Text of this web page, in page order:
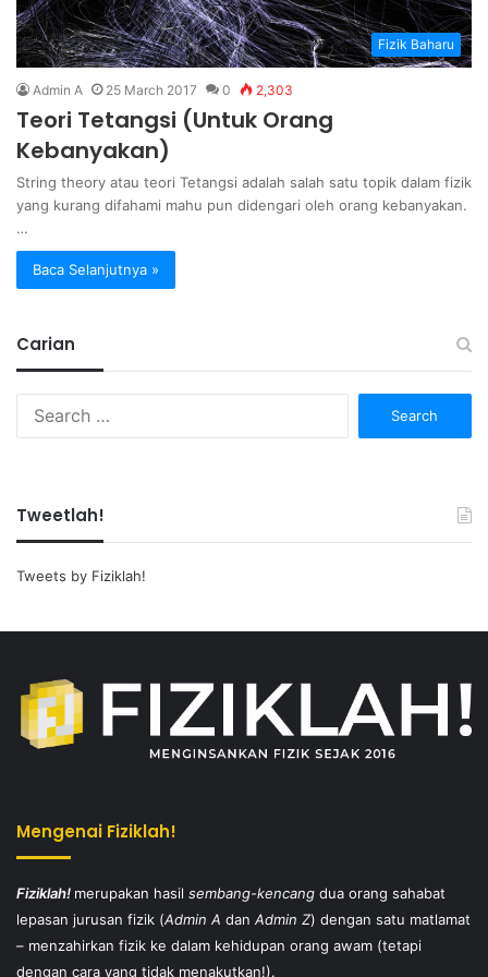
Fizik Baharu
Admin A 25 March 2017 0 2,303
Teori Tetangsi (Untuk Orang
Kebanyakan)
String theory atau teori Tetangsi adalah salah satu topik dalam fizik
yang kurang difahami mahu pun didengari oleh orang kebanyakan.
…
Baca Selanjutnya »
Carian
Tweetlah!
Tweets by Fiziklah!
Mengenai Fiziklah!
Fiziklah! merupakan hasil sembang-kencang dua orang sahabat
lepasan jurusan fizik (Admin A dan Admin Z) dengan satu matlamat
– menzahirkan fizik ke dalam kehidupan orang awam (tetapi
dengan cara yang tidak menakutkan!).